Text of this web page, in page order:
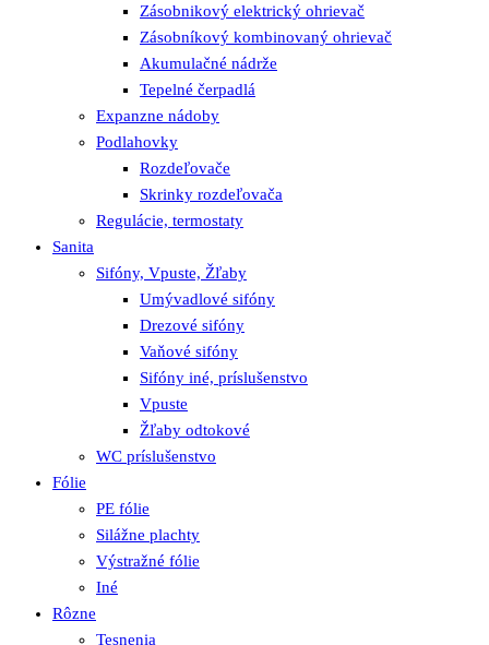
Zásobnikový elektrický ohrievač
Zásobníkový kombinovaný ohrievač
Akumulačné nádrže
Tepelné čerpadlá
Expanzne nádoby
Podlahovky
Rozdeľovače
Skrinky rozdeľovača
Regulácie, termostaty
Sanita
Sifóny, Vpuste, Žľaby
Umývadlové sifóny
Drezové sifóny
Vaňové sifóny
Sifóny iné, príslušenstvo
Vpuste
Žľaby odtokové
WC príslušenstvo
Fólie
PE fólie
Silážne plachty
Výstražné fólie
Iné
Rôzne
Tesnenia